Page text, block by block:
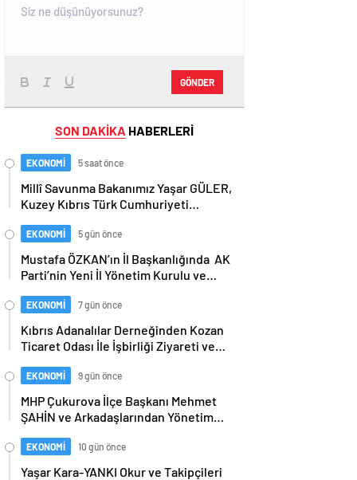
GÖNDER
SON DAKİKA HABERLERİ
EKONOMİ 5 saat önce
Millî Savunma Bakanımız Yaşar GÜLER,
Kuzey Kıbrıs Türk Cumhuriyeti
ile Bir Araya Geldi…
EKONOMİ 5 gün önce
Mustafa ÖZKAN’ın İl Başkanlığında AK
Parti’nin Yeni İl Yönetim Kurulu ve
Cumhurbaşkanımız ERDOĞAN ve Ak
Parti’ye Daima Vefa Dolu Bağlılıklarıyla
Kamuoyunca Yakinen Bilinen Gazeteci
Mustafa ÖZALP ve Tanınmış Esnaf
Değerimiz Hüseyin OĞUZ’da Yönetim
Kurulunda Görev Aldı…
EKONOMİ 7 gün önce
Kıbrıs Adanalılar Derneğinden Kozan
Ticaret Odası İle İşbirliği Ziyareti ve
KANDEMİR’e Plaket…
EKONOMİ 9 gün önce
MHP Çukurova İlçe Başkanı Mehmet
ŞAHİN ve Arkadaşlarından Yönetim
Geçmiş olsun Ziyareti Morali…
EKONOMİ 10 gün önce
Yaşar Kara-YANKI Okur ve Takipçileri